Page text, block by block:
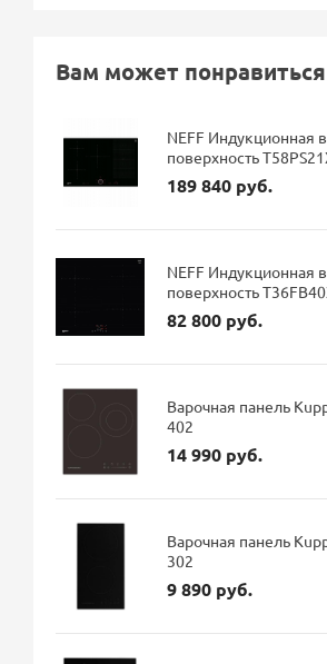
Вам может понравиться
NEFF Индукционная
поверхность
189 840 руб.
NEFF Индукционная
поверхность
82 800 руб.
Варочная панель
402
14 990 руб.
Варочная панель
302
9 890 руб.